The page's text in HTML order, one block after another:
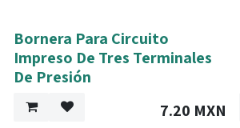
Bornera Para Circuito
Impreso De Tres Terminales
De Presión
7.20 MXN